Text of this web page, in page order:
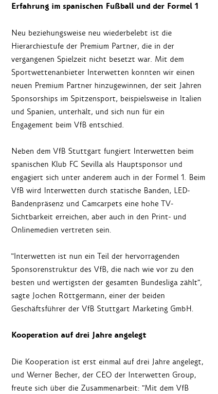
Erfahrung im spanischen Fußball und der Formel 1
Neu beziehungsweise neu wiederbelebt ist die
Hierarchiestufe der Premium Partner, die in der
vergangenen Spielzeit nicht besetzt war. Mit dem
Sportwettenanbieter Interwetten konnten wir einen
neuen Premium Partner hinzugewinnen, der seit Jahren
Sponsorships im Spitzensport, beispielsweise in Italien
und Spanien, unterhält, und sich nun für ein
Engagement beim VfB entschied.
Neben dem VfB Stuttgart fungiert Interwetten beim
spanischen Klub FC Sevilla als Hauptsponsor und
engagiert sich unter anderem auch in der Formel 1. Beim
VfB wird Interwetten durch statische Banden, LED-
Bandenpräsenz und Camcarpets eine hohe TV-
Sichtbarkeit erreichen, aber auch in den Print- und
Onlinemedien vertreten sein.
"Interwetten ist nun ein Teil der hervorragenden
Sponsorenstruktur des VfB, die nach wie vor zu den
besten und wertigsten der gesamten Bundesliga zählt",
sagte Jochen Röttgermann, einer der beiden
Geschäftsführer der VfB Stuttgart Marketing GmbH.
Kooperation auf drei Jahre angelegt
Die Kooperation ist erst einmal auf drei Jahre angelegt,
und Werner Becher, der CEO der Interwetten Group,
freute sich über die Zusammenarbeit: "Mit dem VfB